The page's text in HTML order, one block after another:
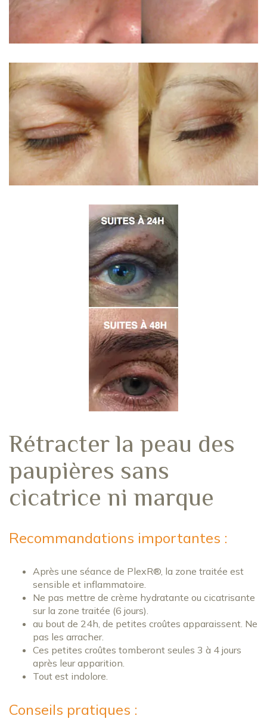
Rétracter la peau des
paupières sans
cicatrice ni marque
Recommandations importantes :
Après une séance de PlexR®, la zone traitée est
sensible et inflammatoire.
Ne pas mettre de crème hydratante ou cicatrisante
sur la zone traitée (6 jours).
au bout de 24h, de petites croûtes apparaissent. Ne
pas les arracher.
Ces petites croûtes tomberont seules 3 à 4 jours
après leur apparition.
Tout est indolore.
Conseils pratiques :